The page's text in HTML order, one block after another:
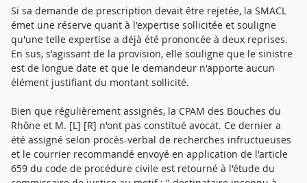
Si sa demande de prescription devait être rejetée, la SMACL
émet une réserve quant à l'expertise sollicitée et souligne
qu'une telle expertise a déjà été prononcée à deux reprises.
En sus, s'agissant de la provision, elle souligne que le sinistre
est de longue date et que le demandeur n'apporte aucun
élément justifiant du montant sollicité.
Bien que régulièrement assignés, la CPAM des Bouches du
Rhône et M. [L] [R] n'ont pas constitué avocat. Ce dernier a
été assigné selon procès-verbal de recherches infructueuses
et le courrier recommandé envoyé en application de l'article
659 du code de procédure civile est retourné à l'étude du